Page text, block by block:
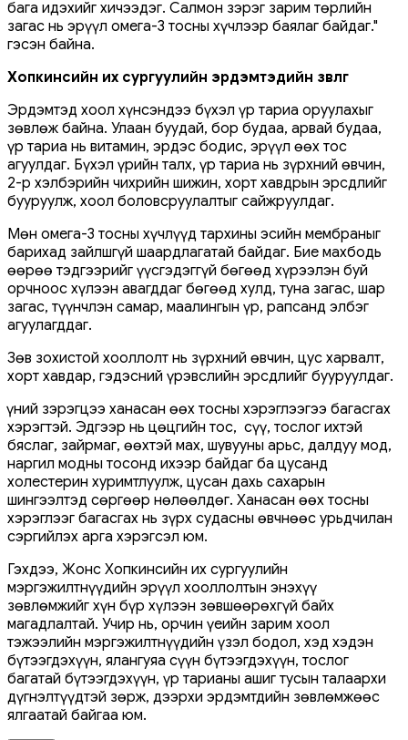
бага идэхийг хичээдэг. Салмон зэрэг зарим төрлийн
загас нь эрүүл омега-3 тосны хүчлээр баялаг байдаг."
гэсэн байна.
Хопкинсийн их сургуулийн эрдэмтэдийн зөвлөгөө
Эрдэмтэд хоол хүнсэндээ бүхэл үр тариа оруулахыг
зөвлөж байна. Улаан буудай, бор будаа, арвай будаа,
үр тариа нь витамин, эрдэс бодис, эрүүл өөх тос
агуулдаг. Бүхэл үрийн талх, үр тариа нь зүрхний өвчин,
2-р хэлбэрийн чихрийн шижин, хорт хавдрын эрсдлийг
бууруулж, хоол боловсруулалтыг сайжруулдаг.
Мөн омега-3 тосны хүчлүүд тархины эсийн мембраныг
барихад зайлшгүй шаардлагатай байдаг. Бие махбодь
өөрөө тэдгээрийг үүсгэдэггүй бөгөөд хүрээлэн буй
орчноос хүлээн авагддаг бөгөөд хулд, туна загас, шар
загас, түүнчлэн самар, маалингын үр, рапсанд элбэг
агуулагддаг.
Зөв зохистой хооллолт нь зүрхний өвчин, цус харвалт,
хорт хавдар, гэдэсний үрэвслийн эрсдлийг бууруулдаг.
Үүний зэрэгцээ ханасан өөх тосны хэрэглээгээ багасгах
хэрэгтэй. Эдгээр нь цөцгийн тос, сүү, тослог ихтэй
бяслаг, зайрмаг, өөхтэй мах, шувууны арьс, далдуу мод,
наргил модны тосонд ихээр байдаг ба цусанд
холестерин хуримтлуулж, цусан дахь сахарын
шингээлтэд сөргөөр нөлөөлдөг. Ханасан өөх тосны
хэрэглээг багасгах нь зүрх судасны өвчнөөс урьдчилан
сэргийлэх арга хэрэгсэл юм.
Гэхдээ, Жонс Хопкинсийн их сургуулийн
мэргэжилтнүүдийн эрүүл хооллолтын энэхүү
зөвлөмжийг хүн бүр хүлээн зөвшөөрөхгүй байх
магадлалтай. Учир нь, орчин үеийн зарим хоол
тэжээлийн мэргэжилтнүүдийн үзэл бодол, хэд хэдэн
бүтээгдэхүүн, ялангуяа сүүн бүтээгдэхүүн, тослог
багатай бүтээгдэхүүн, үр тарианы ашиг тусын талаархи
дүгнэлтүүдтэй зөрж, дээрхи эрдэмтдийн зөвлөмжөөс
ялгаатай байгаа юм.